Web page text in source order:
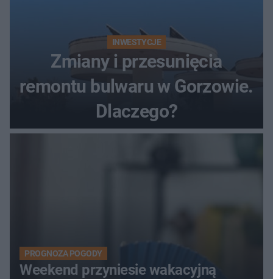
INWESTYCJE
Zmiany i przesunięcia
remontu bulwaru w Gorzowie.
Dlaczego?
PROGNOZA POGODY
Weekend przyniesie wakacyjną